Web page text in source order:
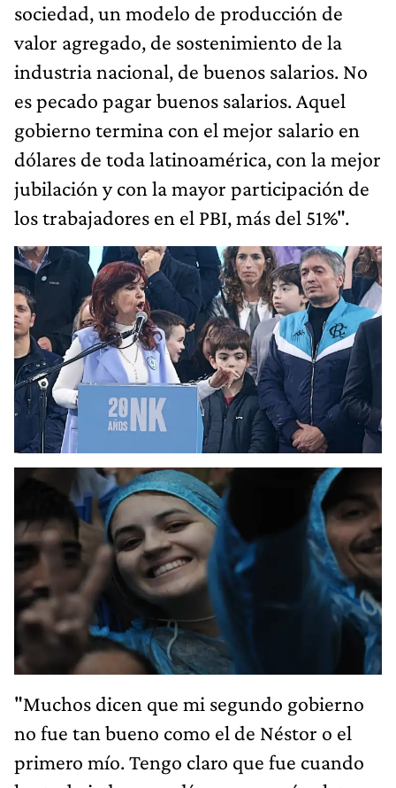
sociedad, un modelo de producción de
valor agregado, de sostenimiento de la
industria nacional, de buenos salarios. No
es pecado pagar buenos salarios. Aquel
gobierno termina con el mejor salario en
dólares de toda latinoamérica, con la mejor
jubilación y con la mayor participación de
los trabajadores en el PBI, más del 51%".
"Muchos dicen que mi segundo gobierno
no fue tan bueno como el de Néstor o el
primero mío. Tengo claro que fue cuando